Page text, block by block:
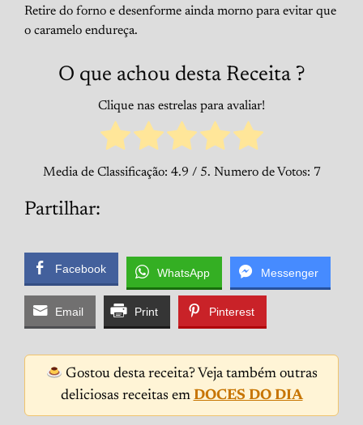
Retire do forno e desenforme ainda morno para evitar que
o caramelo endureça.
O que achou desta Receita ?
Clique nas estrelas para avaliar!
Media de Classificação: 4.9 / 5. Numero de Votos: 7
Partilhar:
Facebook WhatsApp Messenger
Email Print Pinterest
Gostou desta receita? Veja também outras
deliciosas receitas em DOCES DO DIA